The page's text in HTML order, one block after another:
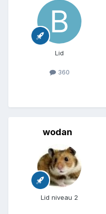
Lid
360
wodan
Lid niveau 2